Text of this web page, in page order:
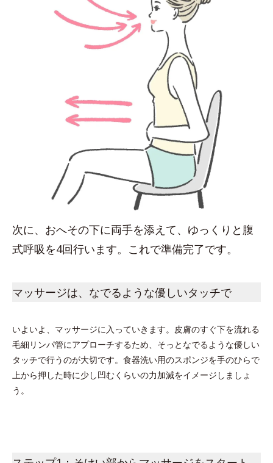
次に、おへその下に両手を添えて、ゆっくりと腹
式呼吸を4回行います。これで準備完了です。
マッサージは、なでるような優しいタッチで
いよいよ、マッサージに入っていきます。皮膚のすぐ下を流れる
毛細リンパ管にアプローチするため、そっとなでるような優しい
タッチで行うのが大切です。食器洗い用のスポンジを手のひらで
上から押した時に少し凹むくらいの力加減をイメージしましょ
う。